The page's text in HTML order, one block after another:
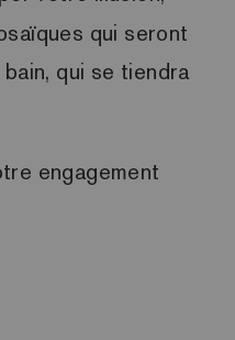
qui seront
qui se tiendra
engagement